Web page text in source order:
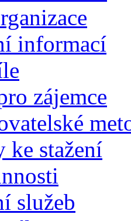
informací
zájemce
ke stažení
služeb